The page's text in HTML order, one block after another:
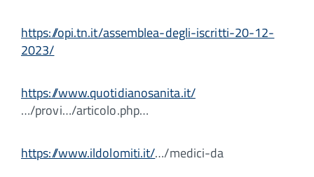
https://opi.tn.it/assemblea-degli-iscritti-20-12-
2023/
https://www.quotidianosanita.it/
…/provi…/articolo.php…
https://www.ildolomiti.it/…/medici-da